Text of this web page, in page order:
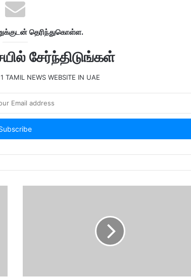
தெரிந்துகொள்ள.
சேர்ந்திடுங்கள்
TAMIL NEWS WEBSITE IN UAE